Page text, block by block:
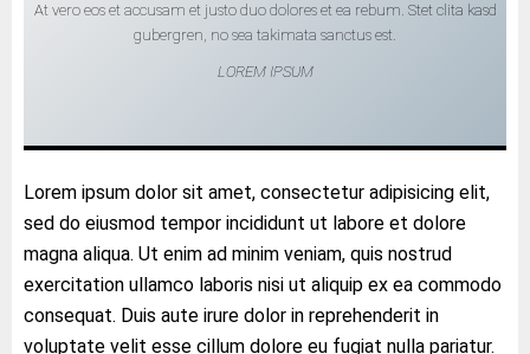
At vero eos et accusam et justo duo dolores et ea rebum. Stet clita kasd
gubergren, no sea takimata sanctus est.
LOREM IPSUM
Lorem ipsum dolor sit amet, consectetur adipisicing elit,
sed do eiusmod tempor incididunt ut labore et dolore
magna aliqua. Ut enim ad minim veniam, quis nostrud
exercitation ullamco laboris nisi ut aliquip ex ea commodo
consequat. Duis aute irure dolor in reprehenderit in
voluptate velit esse cillum dolore eu fugiat nulla pariatur.